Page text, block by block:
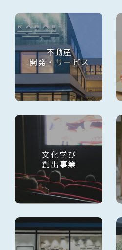
不動産
開発・サービス
文化学び
創出事業